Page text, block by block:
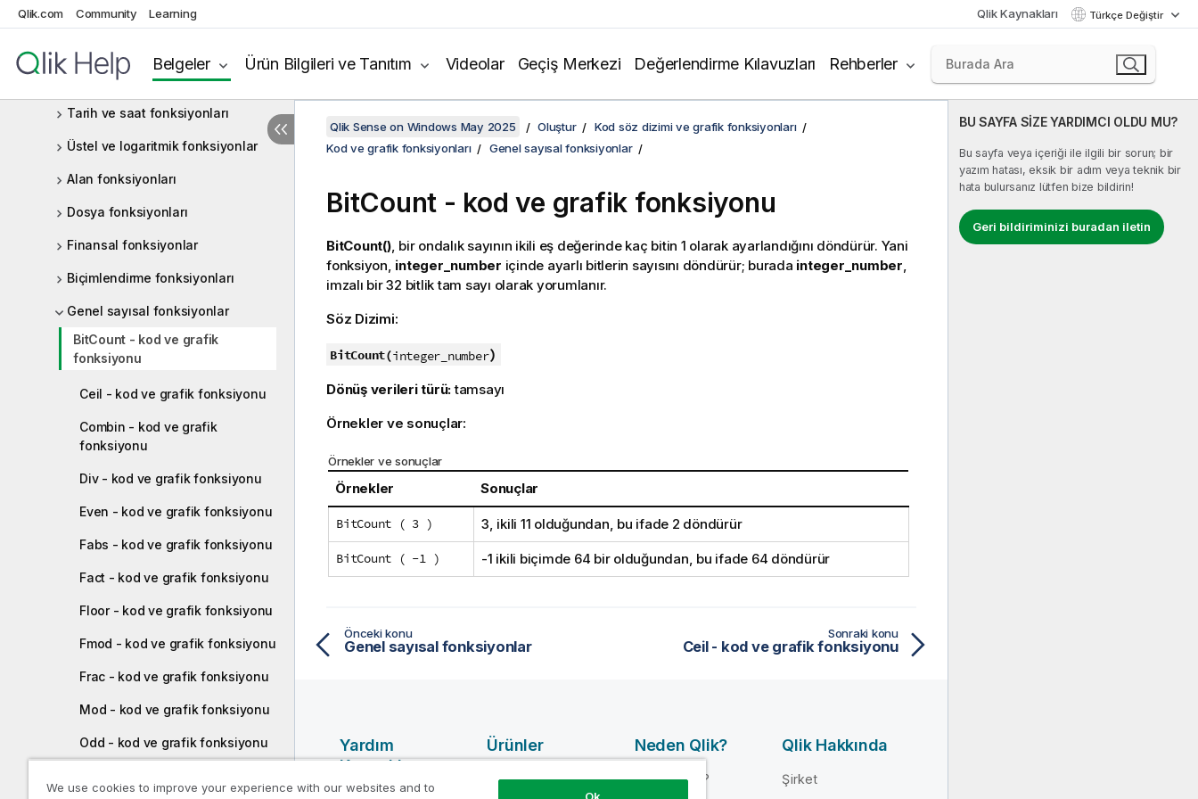
Qlik.com Community Learning Qlik Kaynakları Türkçe Değiştir
Belgeler Ürün Bilgileri ve Tanıtım Videolar Geçiş Merkezi Değerlendirme Kılavuzları Rehberler
Renk fonksiyonları
Sayaç işlevleri
Tarih ve saat fonksiyonları
Üstel ve logaritmik fonksiyonlar
Alan fonksiyonları
Dosya fonksiyonları
Finansal fonksiyonlar
Biçimlendirme fonksiyonları
Genel sayısal fonksiyonlar
BitCount - kod ve grafik
fonksiyonu
Ceil - kod ve grafik fonksiyonu
Combin - kod ve grafik
fonksiyonu
Div - kod ve grafik fonksiyonu
Even - kod ve grafik fonksiyonu
Fabs - kod ve grafik fonksiyonu
Fact - kod ve grafik fonksiyonu
Floor - kod ve grafik fonksiyonu
Fmod - kod ve grafik fonksiyonu
Frac - kod ve grafik fonksiyonu
Mod - kod ve grafik fonksiyonu
Odd - kod ve grafik fonksiyonu
fonksiyonu
BU SAYFA SİZE YARDIMCI OLDU MU?
Bu sayfa veya içeriği ile ilgili bir sorun; bir
yazım hatası, eksik bir adım veya teknik bir
hata bulursanız lütfen bize bildirin!
Geri bildiriminizi buradan iletin
Qlik Sense on Windows May 2025 Oluştur
Kod söz dizimi ve grafik fonksiyonları
Kod ve grafik fonksiyonları
Genel sayısal fonksiyonlar
BitCount - kod ve grafik fonksiyonu
BitCount(), bir ondalık sayının ikili eş değerinde kaç bitin 1 olarak ayarlandığını döndürür. Yani
fonksiyon, integer_number içinde ayarlı bitlerin sayısını döndürür; burada integer_number,
imzalı bir 32 bitlik tam sayı olarak yorumlanır.
Söz Dizimi:
BitCount(integer_number)
Dönüş verileri türü:tamsayı
Örnekler ve sonuçlar:
Örnekler ve sonuçlar
Örnekler Sonuçlar
BitCount ( 3 ) 3, ikili 11 olduğundan, bu ifade 2 döndürür
BitCount ( -1 ) -1 ikili biçimde 64 bir olduğundan, bu ifade 64 döndürür
Önceki konu
Genel sayısal fonksiyonlar
Sonraki konu
Ceil - kod ve grafik fonksiyonu
Yardım
Kaynakları
Ürünler
ENTEGRASYONU
Neden Qlik?
Neden Qlik?
Qlik Hakkında
Şirket
We use cookies to improve your experience with our websites and to